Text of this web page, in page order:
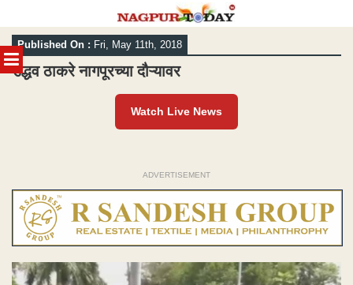
MENU
Skip
to
content
Published On : Fri, May 11th, 2018
उद्धव ठाकरे नागपूरच्या दौऱ्यावर
Watch Live News
ADVERTISEMENT